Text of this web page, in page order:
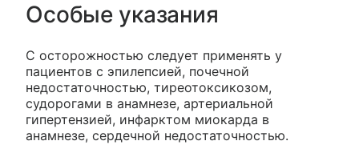
Особые указания
С осторожностью следует применять у
пациентов с эпилепсией, почечной
недостаточностью, тиреотоксикозом,
судорогами в анамнезе, артериальной
гипертензией, инфарктом миокарда в
анамнезе, сердечной недостаточностью.